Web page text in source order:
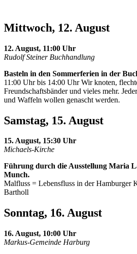
Mittwoch, 12. August
12. August, 11:00 Uhr
Rudolf Steiner Buchhandlung
Basteln in den Sommerferien in der
11:00 Uhr bis 14:00 Uhr Wir knoten,
Freundschaftsbänder und vieles mehr.
und Waffeln wollen genascht werden.
Samstag, 15. August
15. August, 15:30 Uhr
Michaels-Kirche
Führung durch die Ausstellung Maria
Munch.
Malfluss = Lebensfluss in der Hamburger
Bartholl
Sonntag, 16. August
16. August, 10:00 Uhr
Markus-Gemeinde Harburg